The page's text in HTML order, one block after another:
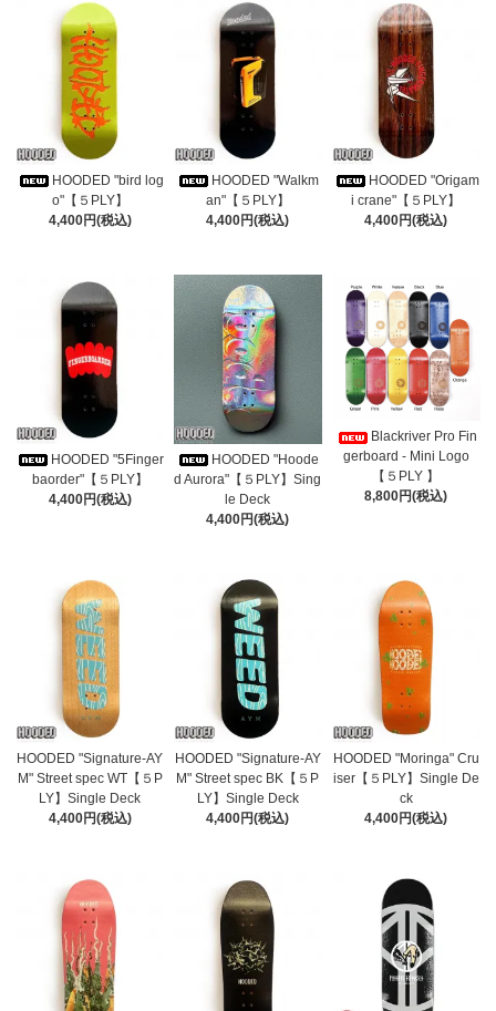
HOODED "bird log
o"【５PLY】
4,400円(税込)
HOODED "Walkm
an"【５PLY】
4,400円(税込)
HOODED "Origam
i crane"【５PLY】
4,400円(税込)
HOODED "5Finger
baorder"【５PLY】
4,400円(税込)
HOODED "Hoode
d Aurora"【５PLY】Sing
le Deck
4,400円(税込)
Blackriver Pro Fin
gerboard - Mini Logo
【５PLY 】
8,800円(税込)
HOODED "Signature-AY
M" Street spec WT【５P
LY】Single Deck
4,400円(税込)
HOODED "Signature-AY
M" Street spec BK【５P
LY】Single Deck
4,400円(税込)
HOODED "Moringa" Cru
iser【５PLY】Single De
ck
4,400円(税込)